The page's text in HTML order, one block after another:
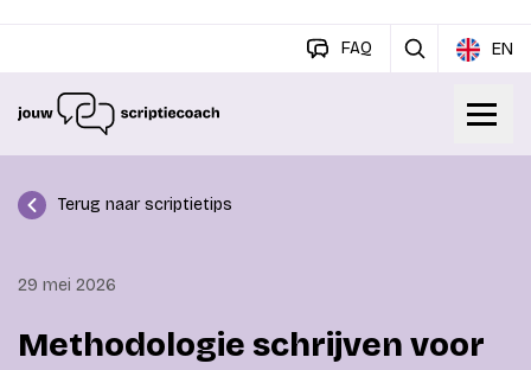
FAQ EN
Terug naar scriptietips
29 mei 2026
Methodologie schrijven voor